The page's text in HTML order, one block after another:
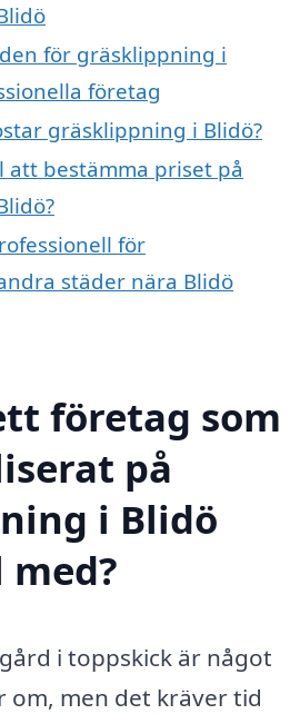
för gräsklippning i
företag
gräsklippning i Blidö?
att bestämma priset på
för
städer nära Blidö
företag som
på
i Blidö
i toppskick är något
om, men det kräver tid